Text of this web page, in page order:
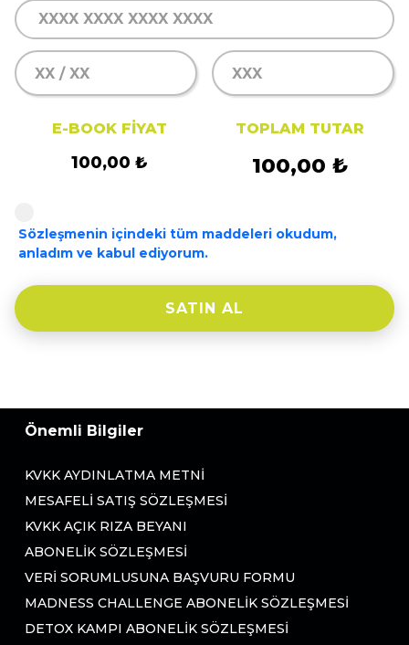
E-BOOK FIYAT
100,00 ₺
TOPLAM TUTAR
100,00 ₺
Sözleşmenin içindeki tüm maddeleri okudum,
anladım ve kabul ediyorum.
SATIN AL
Önemli Bilgiler
KVKK AYDINLATMA METNI
MESAFELI SATIŞ SÖZLEŞMESI
KVKK AÇIK RIZA BEYANI
ABONELIK SÖZLEŞMESI
VERI SORUMLUSUNA BAŞVURU FORMU
MADNESS CHALLENGE ABONELIK SÖZLEŞMESI
DETOX KAMPI ABONELIK SÖZLEŞMESI